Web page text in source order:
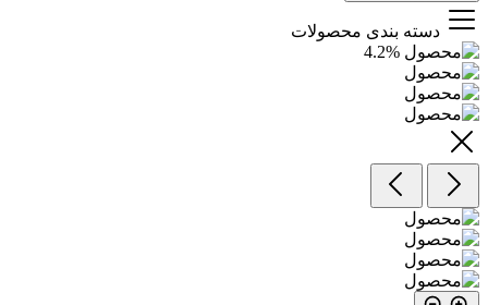
دسته بندی محصولات
4.2%